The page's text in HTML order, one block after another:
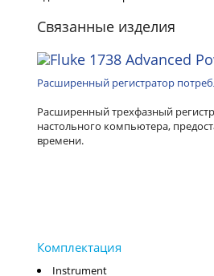
Связанные изделия
Расширенный регистратор
Расширенный трехфазный
настольного компьютера,
времени.
Instrument